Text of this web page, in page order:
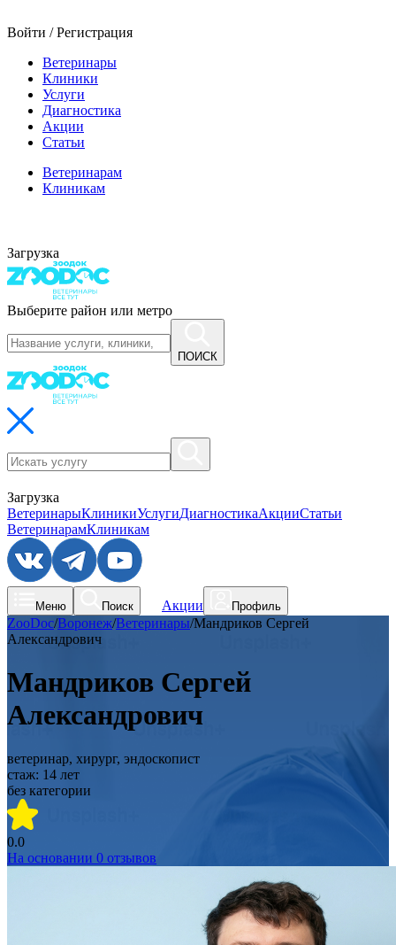
Войти / Регистрация
Ветеринары
Клиники
Услуги
Диагностика
Акции
Статьи
Ветеринарам
Клиникам
Загрузка
Выберите район или метро
ПОИСК
Загрузка
ВетеринарыКлиникиУслугиДиагностикаАкцииСтатьи
ВетеринарамКлиникам
Меню Поиск Акции Профиль
ZooDoc/Воронеж/Ветеринары/Мандриков Сергей
Александрович
Мандриков Сергей
Александрович
ветеринар, хирург, эндоскопист
стаж: 14 лет
без категории
0.0
На основании 0 отзывов